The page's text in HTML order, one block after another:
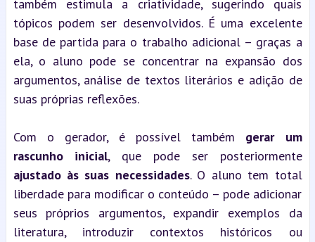
também estimula a criatividade, sugerindo quais
tópicos podem ser desenvolvidos. É uma excelente
base de partida para o trabalho adicional – graças a
ela, o aluno pode se concentrar na expansão dos
argumentos, análise de textos literários e adição de
suas próprias reflexões.
Com o gerador, é possível também gerar um
rascunho inicial
, que pode ser posteriormente
ajustado às suas necessidades. O aluno tem total
liberdade para modificar o conteúdo – pode adicionar
seus próprios argumentos, expandir exemplos da
literatura, introduzir contextos históricos ou